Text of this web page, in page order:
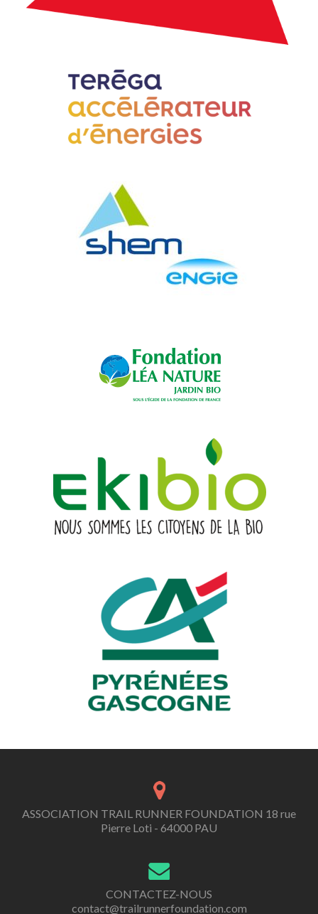
ASSOCIATION TRAIL RUNNER FOUNDATION 18 rue
Pierre Loti - 64000 PAU
CONTACTEZ-NOUS
contact@trailrunnerfoundation.com